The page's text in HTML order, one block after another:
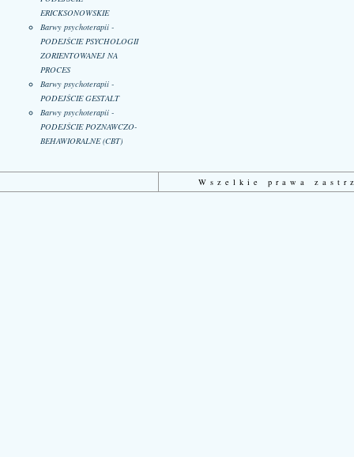
ERICKSONOWSKIE
Barwy psychoterapii -
PODEJŚCIE PSYCHOLOGII
ZORIENTOWANEJ NA
PROCES
Barwy psychoterapii -
PODEJŚCIE GESTALT
Barwy psychoterapii -
PODEJŚCIE POZNAWCZO-
BEHAWIORALNE (CBT)
Wszelkie prawa